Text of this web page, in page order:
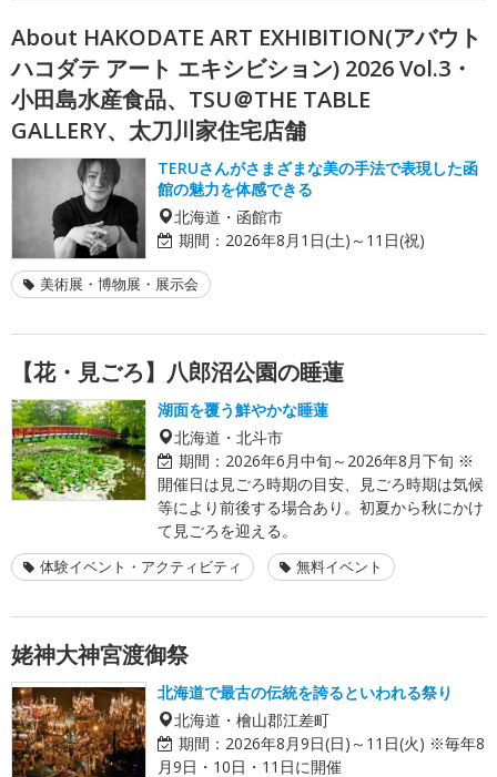
About HAKODATE ART EXHIBITION(アバウト
ハコダテ アート エキシビション) 2026 Vol.3・
小田島水産食品、TSU＠THE TABLE
GALLERY、太刀川家住宅店舗
TERUさんがさまざまな美の手法で表現した函
館の魅力を体感できる
北海道・函館市
期間： 2026年8月1日(土)～11日(祝)
美術展・博物展・展示会
【花・見ごろ】八郎沼公園の睡蓮
湖面を覆う鮮やかな睡蓮
北海道・北斗市
期間： 2026年6月中旬～2026年8月下旬 ※
開催日は見ごろ時期の目安、見ごろ時期は気候
等により前後する場合あり。初夏から秋にかけ
て見ごろを迎える。
体験イベント・アクティビティ 無料イベント
姥神大神宮渡御祭
北海道で最古の伝統を誇るといわれる祭り
北海道・檜山郡江差町
期間： 2026年8月9日(日)～11日(火) ※毎年8
月9日・10日・11日に開催